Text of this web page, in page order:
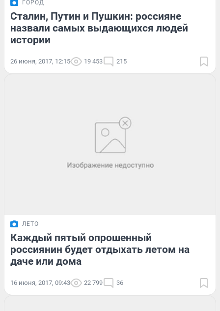
ГОРОД
Сталин, Путин и Пушкин: россияне
назвали самых выдающихся людей
истории
26 июня, 2017, 12:15 19 453 215
ЛЕТО
Каждый пятый опрошенный
россиянин будет отдыхать летом на
даче или дома
16 июня, 2017, 09:43 22 799 36